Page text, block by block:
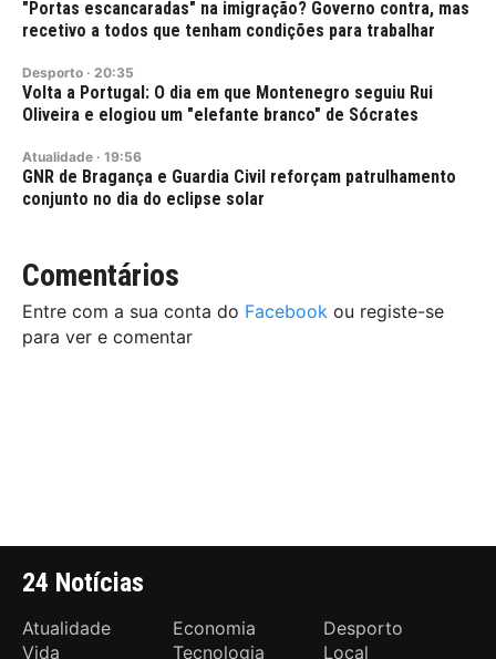
"Portas escancaradas" na imigração? Governo contra, mas
recetivo a todos que tenham condições para trabalhar
Desporto · 20:35
Volta a Portugal: O dia em que Montenegro seguiu Rui
Oliveira e elogiou um "elefante branco" de Sócrates
Atualidade · 19:56
GNR de Bragança e Guardia Civil reforçam patrulhamento
conjunto no dia do eclipse solar
Comentários
Entre com a sua conta do Facebook ou registe-se
para ver e comentar
24 Notícias
Atualidade Economia
Desporto
Vida
Tecnologia Local